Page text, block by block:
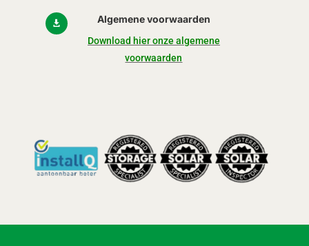
 Algemene voorwaarden
Download hier onze algemene
voorwaarden